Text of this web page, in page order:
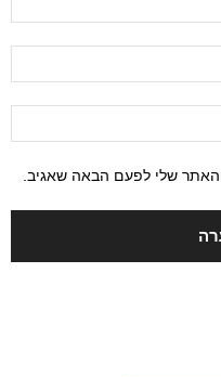
שלי לפעם הבאה שאגיב.